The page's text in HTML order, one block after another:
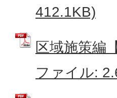
412.1KB)
区域施策編
ファイル: